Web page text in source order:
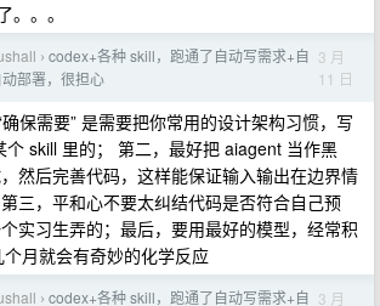
。。
› codex+各种 skill，跑通了自动写需求+自
部署，很担心
3 月
11 日
保需要” 是需要把你常用的设计架构习惯，写
个 skill 里的； 第二，最好把 aiagent 当作黑
然后完善代码，这样能保证输入输出在边界情
三，平和心不要太纠结代码是否符合自己预
实习生弄的；最后，要用最好的模型，经常积
月就会有奇妙的化学反应
› codex+各种 skill，跑通了自动写需求+自 3 月